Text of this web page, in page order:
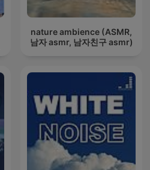
nature ambience (ASMR,
남자 asmr, 남자친구 asmr)